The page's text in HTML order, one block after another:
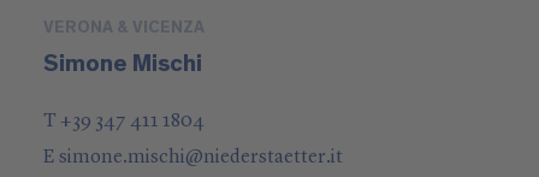
VERONA & VICENZA
Simone Mischi
T +39 347 411 1804
Esimone.mischi@niederstaetter.it